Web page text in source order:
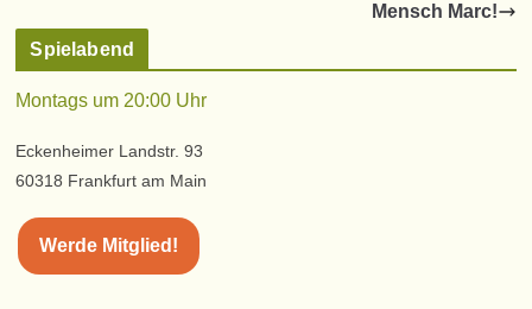
Mensch Marc!
Spielabend
Montags um 20:00 Uhr
Eckenheimer Landstr. 93
60318 Frankfurt am Main
Werde Mitglied!